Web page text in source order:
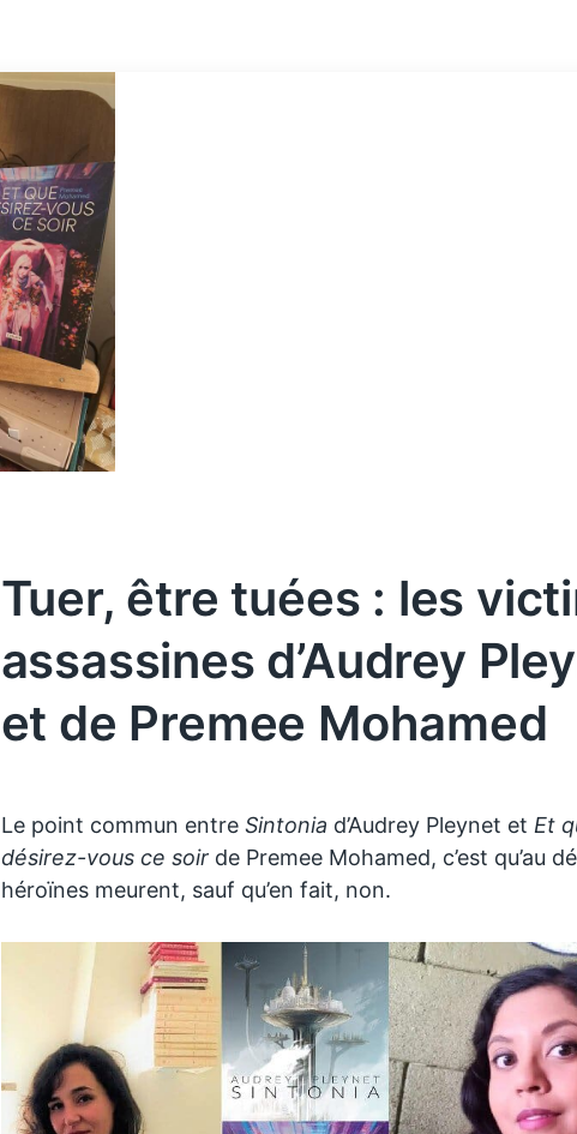
Tuer, être tuées : les
assassines d’Audrey
et de Premee Mohamed
Le point commun entre Sintonia d’Audrey Pleynet et Et
désirez-vous ce soirde Premee Mohamed, c’est qu’au
héroïnes meurent, sauf qu’en fait, non.